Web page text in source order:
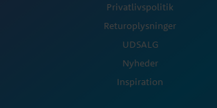
Privatlivspolitik
Returoplysninger
UDSALG
Nyheder
Inspiration